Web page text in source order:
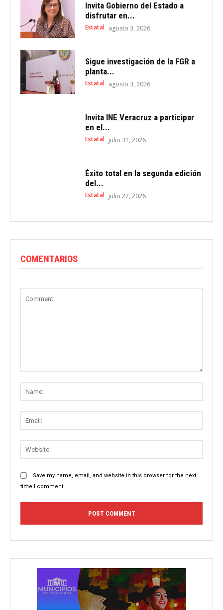
Invita Gobierno del Estado a
disfrutar en...
Estatal agosto 3, 2026
Sigue investigación de la FGR a
planta...
Estatal agosto 3, 2026
Invita INE Veracruz a participar
en el...
Estatal julio 31, 2026
Éxito total en la segunda edición
del...
Estatal julio 27, 2026
COMENTARIOS
Save my name, email, and website in this browser for the next
time I comment.